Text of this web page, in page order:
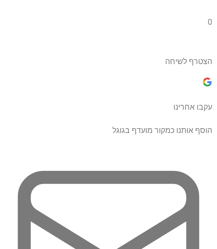
0
הצטרף לשיחה
עקבו אחרינו
הוסף אותנו כמקור מועדף בגוגל